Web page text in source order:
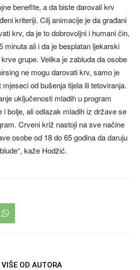
benefite, a da biste darovali krv
kriteriji. Cilj animacije je da građani
krv, da je to dobrovoljni i humani čin,
minuta ali i da je besplatan ljekarski
grupe. Velika je zabluda da osobe
ne mogu darovati krv, samo je
od bušenja tijela ili tetoviranja.
uključenosti mladih u program
i bolje, ali odlazak mladih iz države se
Crveni križ nastoji na sve načine
osobe od 18 do 65 godina da daruju
kaže Hodžić.
VIŠE OD AUTORA